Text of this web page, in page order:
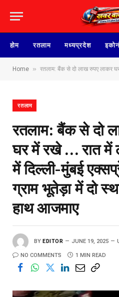
होम रतलाम मध्यप्रदेश
Home » रतलाम: बैंक से दो लाख रुपए लाकर घर में रखे … रात में ले गए चोर, जावरा
रतलाम
रतलाम: बैंक से दो
घर में रखे … रात में
में दिल्ली-मुंबई
ग्राम भूतेड़ा में दो
हाथ आजमाए
BY EDITOR JUNE 19, 2025
NO COMMENTS 1 MIN READ